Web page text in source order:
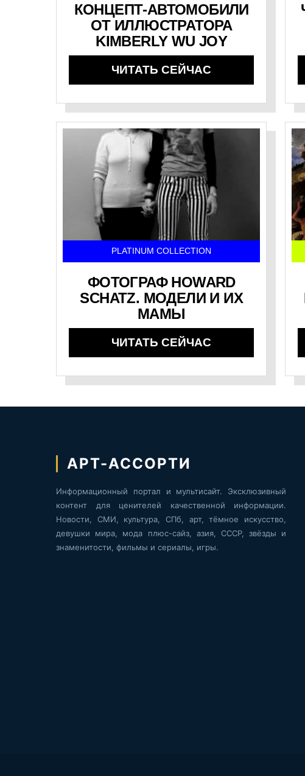
КОНЦЕПТ-АВТОМОБИЛИ
ОТ ИЛЛЮСТРАТОРА
KIMBERLY WU JOY
ЧИТАТЬ СЕЙЧАС
PLATINUM COLLECTION
ФОТОГРАФ HOWARD
SCHATZ. МОДЕЛИ И ИХ
МАМЫ
ЧИТАТЬ СЕЙЧАС
АРТ-АССОРТИ
Информационный портал и мультисайт. Эксклюзивный
контент для ценителей качественной информации.
Новости, СМИ, культура, СПб, арт, тёмное искусство,
девушки мира, мода плюс-сайз, азия, СССР, звёзды и
знаменитости, фильмы и сериалы, игры.